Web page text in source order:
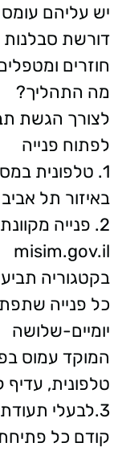
יש עליהם
דורשת סבלנות
חוזרים
מה התהליך?
לצורך הגשת
לפתוח פנייה
באיזור תל אביב 3
2. פנייה
misim.gov.il
בקטגוריה
כל פנייה
יומיים-שלושה
המוקד עמוס
טלפונית,
3.לבעלי
קודם כל